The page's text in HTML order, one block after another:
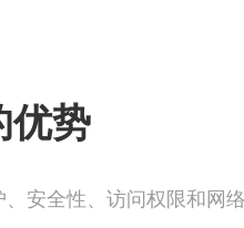
优势
安全性、访问权限和网